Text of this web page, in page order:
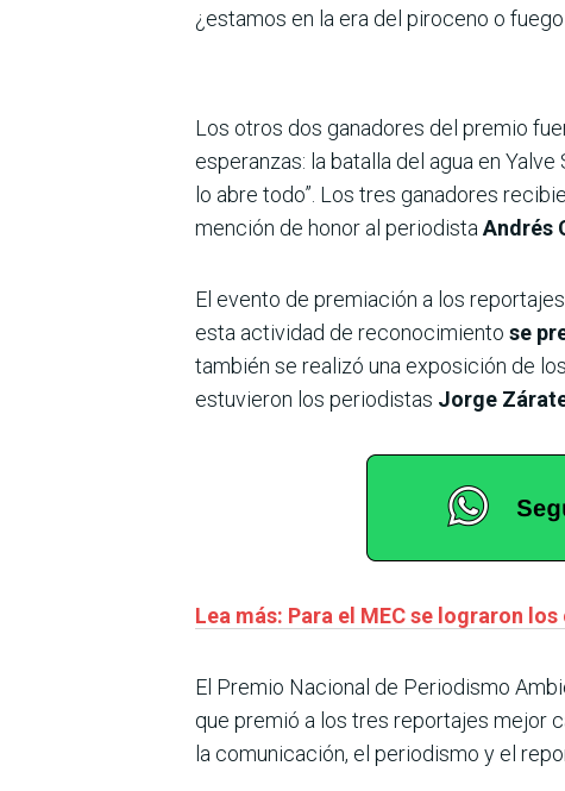
¿estamos en la era del piroceno o
Los otros dos ganadores del premio
esperanzas: la batalla del agua en Yalve
lo abre todo”. Los tres ganadores
mención de honor al periodista Andrés
El evento de premiación a los
esta actividad de reconocimiento se
también se realizó una exposición de
estuvieron los periodistas Jorge
Lea más: Para el MEC se lograron
El Premio Nacional de Periodismo
que premió a los tres reportajes mejor
la comunicación, el periodismo y el